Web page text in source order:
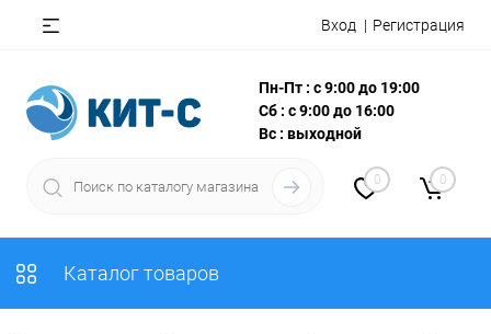
Вход Регистрация
Пн-Пт : с 9:00 до 19:00
Сб : с 9:00 до 16:00
Вс : выходной
0 0
Каталог товаров